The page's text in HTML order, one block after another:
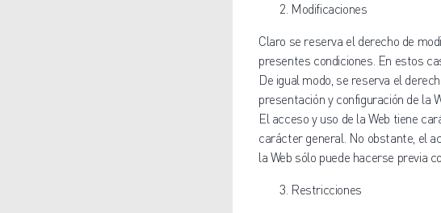
Modificaciones
Claro se reserva el derecho de
presentes condiciones. En estos
De igual modo, se reserva el
presentación y configuración de la
El acceso y uso de la Web tiene
carácter general. No obstante, el
la Web sólo puede hacerse previa
Restricciones